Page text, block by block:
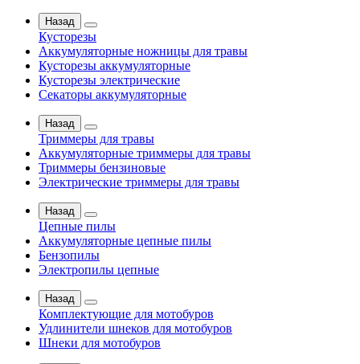
Назад
Кусторезы
Аккумуляторные ножницы для травы
Кусторезы аккумуляторные
Кусторезы электрические
Секаторы аккумуляторные
Назад
Триммеры для травы
Аккумуляторные триммеры для травы
Триммеры бензиновые
Электрические триммеры для травы
Назад
Цепные пилы
Аккумуляторные цепные пилы
Бензопилы
Электропилы цепные
Назад
Комплектующие для мотобуров
Удлинители шнеков для мотобуров
Шнеки для мотобуров